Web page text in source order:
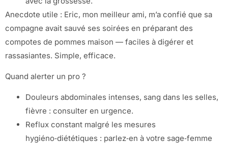
Anecdote utile : Eric, mon meilleur ami, m’a confié que sa
compagne avait sauvé ses soirées en préparant des
compotes de pommes maison — faciles à digérer et
rassasiantes. Simple, efficace.
Quand alerter un pro ?
Douleurs abdominales intenses, sang dans les selles,
fièvre : consulter en urgence.
Reflux constant malgré les mesures
hygiéno‑diététiques : parlez‑en à votre sage‑femme